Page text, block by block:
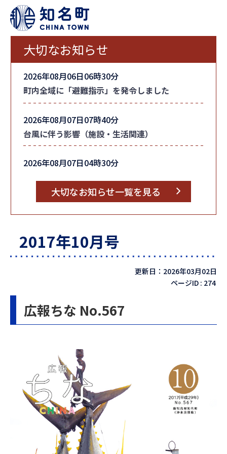
大切なお知らせ
2026年08月06日06時30分
町内全域に「避難指示」を発令しました
2026年08月07日07時40分
台風に伴う影響（施設・生活関連）
2026年08月07日04時30分
大切なお知らせ一覧を見る
2017年10月号
更新日：2026年03月02日
ページID : 274
広報ちな No.567